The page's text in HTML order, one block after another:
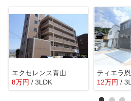
エクセレンス青山
8万円 / 3LDK
12万円 /